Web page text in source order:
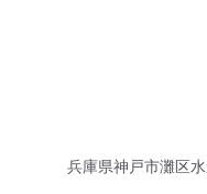
兵庫県神戸市灘区